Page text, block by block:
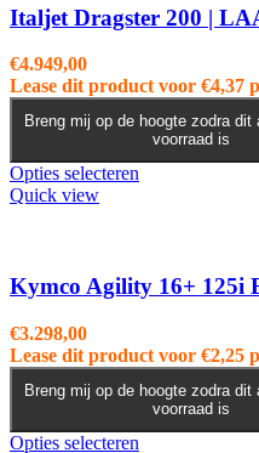
optie
kan
worden
op
de
productpagina
Italjet Dragster 200 |
€4.949,00
Lease dit product voor €4,37
Breng mij op de hoogte zodra dit
voorraad is
Opties selecteren
Deze
optie
gekozen
worden
op
de
productpagina
Quick view
Kymco Agility 16+ 125i
€3.298,00
Lease dit product voor €2,25
Breng mij op de hoogte zodra dit
voorraad is
Opties selecteren